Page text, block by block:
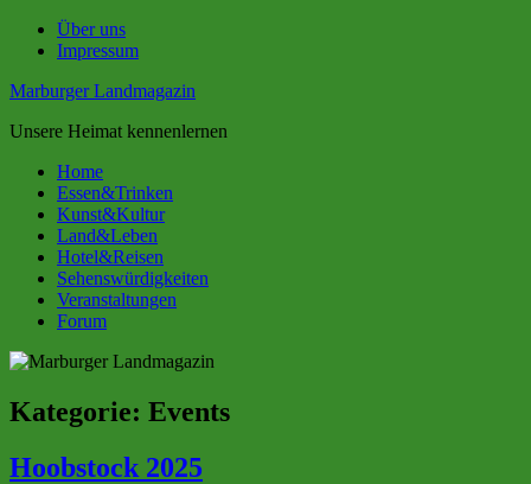
Zum
Inhalt
Über uns
Impressum
Marburger Landmagazin
Unsere Heimat kennenlernen
Home
Essen&Trinken
Kunst&Kultur
Land&Leben
Hotel&Reisen
Sehenswürdigkeiten
Veranstaltungen
Forum
Kategorie: Events
Hoobstock 2025